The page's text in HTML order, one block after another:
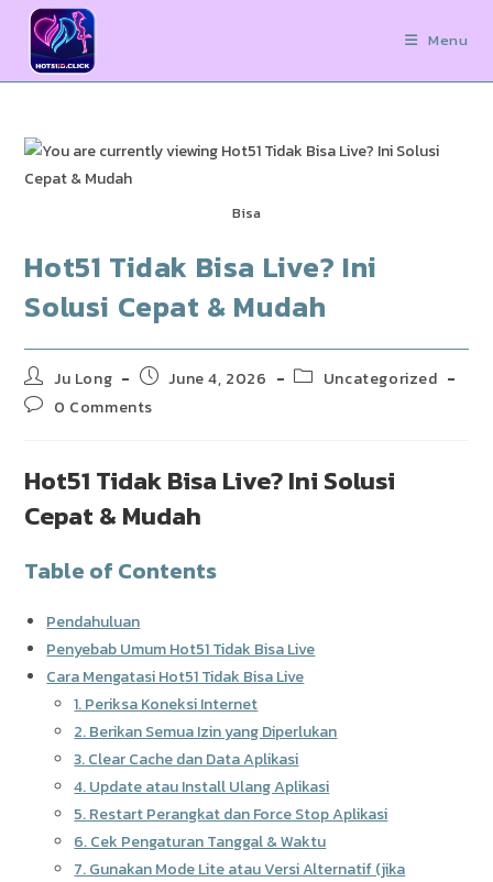
content
Menu
Bisa
Hot51 Tidak Bisa Live? Ini
Solusi Cepat & Mudah
Post
author:
Ju Long
PostJune 4, 2026
PostUncategorized
Post0 Comments
Hot51 Tidak Bisa Live? Ini Solusi
Cepat & Mudah
Table of Contents
Pendahuluan
Penyebab Umum Hot51 Tidak Bisa Live
Cara Mengatasi Hot51 Tidak Bisa Live
1. Periksa Koneksi Internet
2. Berikan Semua Izin yang Diperlukan
3. Clear Cache dan Data Aplikasi
4. Update atau Install Ulang Aplikasi
5. Restart Perangkat dan Force Stop Aplikasi
6. Cek Pengaturan Tanggal & Waktu
7. Gunakan Mode Lite atau Versi Alternatif (jika